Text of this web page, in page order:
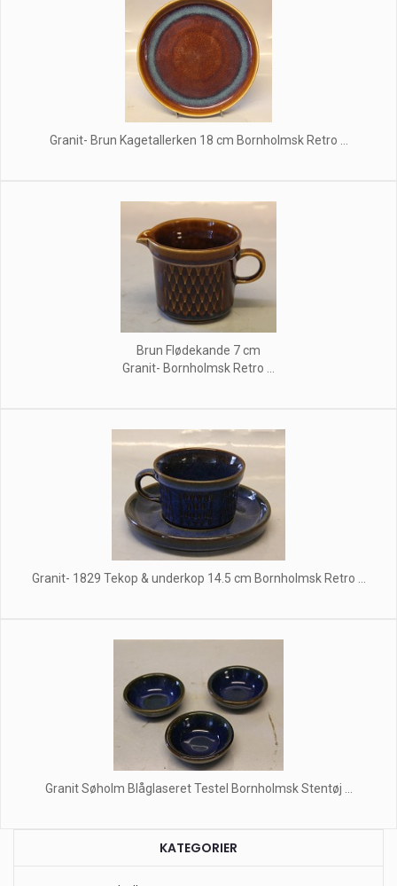
Granit- Brun Kagetallerken 18 cm Bornholmsk Retro ...
Brun Flødekande 7 cm
Granit- Bornholmsk Retro ...
Granit- 1829 Tekop & underkop 14.5 cm Bornholmsk Retro ...
Granit Søholm Blåglaseret Testel Bornholmsk Stentøj ...
KATEGORIER